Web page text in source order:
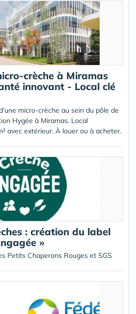
crèche à Miramas
innovant - Local clé
micro-crèche au sein du pôle de
Hygée à Miramas. Local
avec extérieur. À louer ou à acheter.
: création du label
»
Petits Chaperons Rouges et SGS